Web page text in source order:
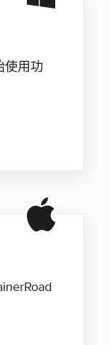
使用功